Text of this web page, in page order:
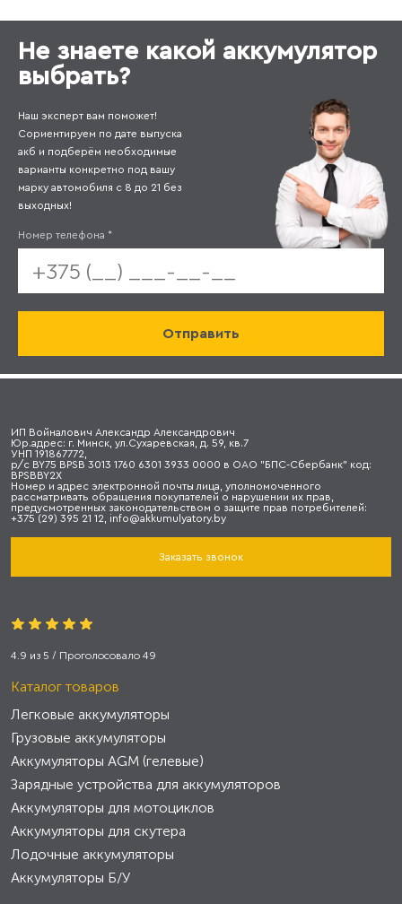
Не знаете какой аккумулятор
выбрать?
Наш эксперт вам поможет!
Сориентируем по дате выпуска
акб и подберём необходимые
варианты конкретно под вашу
марку автомобиля с 8 до 21 без
выходных!
Номер телефона *
ИП Войналович Александр Александрович
Юр.адрес: г. Минск, ул.Сухаревская, д. 59, кв.7
УНП 191867772,
р/с BY75 BPSB 3013 1760 6301 3933 0000 в ОАО "БПС-Сбербанк" код:
BPSBBY2X
Номер и адрес электронной почты лица, уполномоченного
рассматривать обращения покупателей о нарушении их прав,
предусмотренных законодательством о защите прав потребителей:
+375 (29) 395 21 12, info@akkumulyatory.by
Заказать звонок
4.9 из 5 / Проголосовало 49
Каталог товаров
Легковые аккумуляторы
Грузовые аккумуляторы
Аккумуляторы AGM (гелевые)
Зарядные устройства для аккумуляторов
Аккумуляторы для мотоциклов
Аккумуляторы для скутера
Лодочные аккумуляторы
Аккумуляторы Б/У